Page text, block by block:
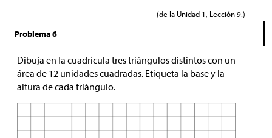
(de la Unidad 1, Lección 9.)
Problema 6
Dibuja en la cuadrícula tres triángulos distintos con un
área de 12 unidades cuadradas. Etiqueta la base y la
altura de cada triángulo.